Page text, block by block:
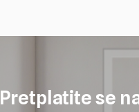
Pretplatite se